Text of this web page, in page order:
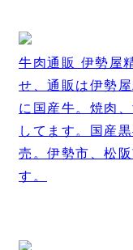
牛肉通販 伊勢屋
せ、通販は伊勢
に国産牛。焼肉
してます。国産
売。伊勢市、松
す。